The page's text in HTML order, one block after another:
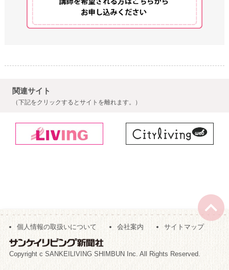
関連サイト
（下記をクリックするとサイトを離れます。）
個人情報の取扱いについて 会社案内 サイトマップ
Copyright c SANKEILIVING SHIMBUN Inc. All Rights Reserved.